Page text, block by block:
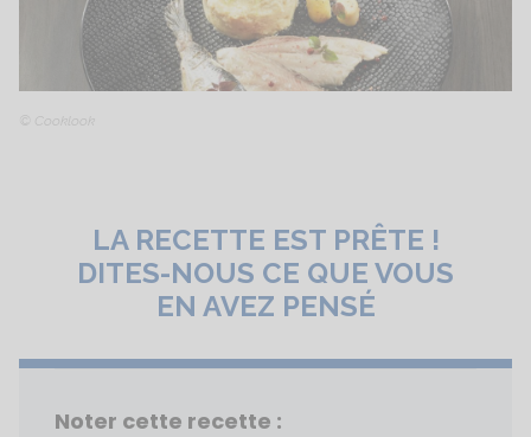
© Cooklook
LA RECETTE EST PRÊTE !
DITES-NOUS CE QUE VOUS
EN AVEZ PENSÉ
Noter cette recette :